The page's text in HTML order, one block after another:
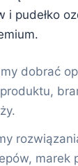
i pudełko
dobrać
marek